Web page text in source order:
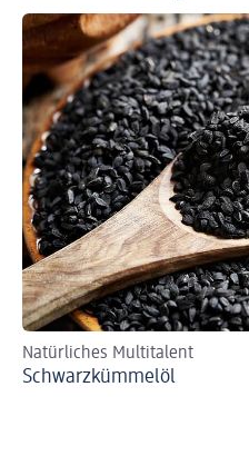
Natürliches Multitalent
Schwarzkümmelöl